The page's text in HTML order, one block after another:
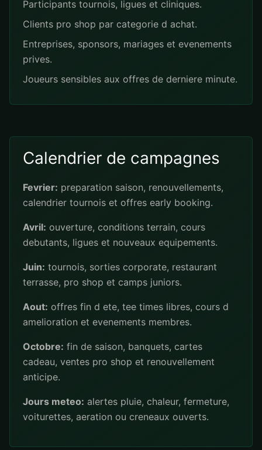
Participants tournois, ligues et cliniques.
Clients pro shop par categorie d achat.
Entreprises, sponsors, mariages et evenements
prives.
Joueurs sensibles aux offres de derniere minute.
Calendrier de campagnes
Fevrier: preparation saison, renouvellements,
calendrier tournois et offres early booking.
Avril: ouverture, conditions terrain, cours
debutants, ligues et nouveaux equipements.
Juin: tournois, sorties corporate, restaurant
terrasse, pro shop et camps juniors.
Aout: offres fin d ete, tee times libres, cours d
amelioration et evenements membres.
Octobre: fin de saison, banquets, cartes
cadeau, ventes pro shop et renouvellement
anticipe.
Jours meteo: alertes pluie, chaleur, fermeture,
voiturettes, aeration ou creneaux ouverts.